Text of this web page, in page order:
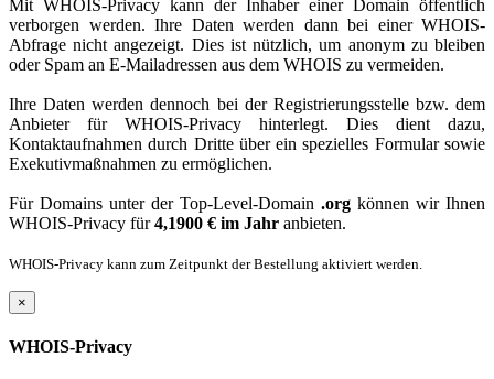
Mit WHOIS-Privacy kann der Inhaber einer Domain öffentlich
verborgen werden. Ihre Daten werden dann bei einer WHOIS-
Abfrage nicht angezeigt. Dies ist nützlich, um anonym zu bleiben
oder Spam an E-Mailadressen aus dem WHOIS zu vermeiden.
Ihre Daten werden dennoch bei der Registrierungsstelle bzw. dem
Anbieter für WHOIS-Privacy hinterlegt. Dies dient dazu,
Kontaktaufnahmen durch Dritte über ein spezielles Formular sowie
Exekutivmaßnahmen zu ermöglichen.
Für Domains unter der Top-Level-Domain .org können wir Ihnen
WHOIS-Privacy für4,1900 € im Jahr anbieten.
WHOIS-Privacy kann zum Zeitpunkt der Bestellung aktiviert werden.
×
WHOIS-Privacy